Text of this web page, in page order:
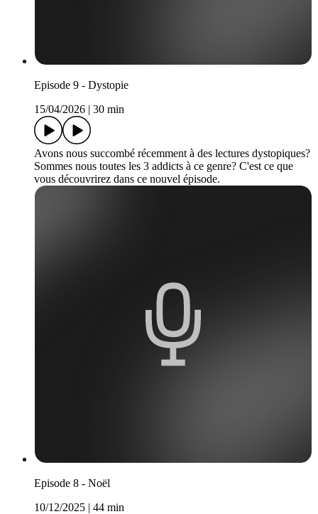
Episode 9 - Dystopie
15/04/2026 | 30 min
Avons nous succombé récemment à des lectures dystopiques?
Sommes nous toutes les 3 addicts à ce genre? C'est ce que
vous découvrirez dans ce nouvel épisode.
Episode 8 - Noël
10/12/2025 | 44 min